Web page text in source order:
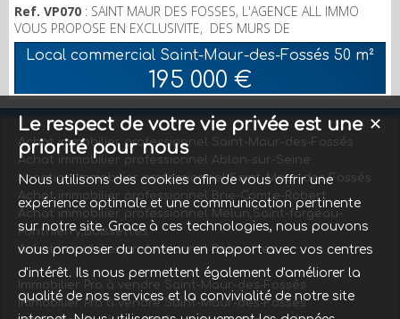
Ref. VP070 : SAINT MAUR DES FOSSES, L'AGENCE ALL IMMO
VOUS PROPOSE EN EXCLUSIVITE, DES MURS DE
BOUTIQUE/BUREAU DE 50 M2 LIBRES AVEC BELLES VITRINES
SUR AXE PASSANT. IDEAL PROFESSION LIBERALE. RER SAINT
MAUR CRETEIL A 15MN. Tél. 06 86 88 65 91
Local commercial Saint-Maur-des-Fossés 50 m²
195 000 €
Achat immobilier professionnel Saint-Maur-des-Fossés
Achat immobilier professionnel Ablon-sur-Seine
Location immobilier professionnel Saint-Maur-des-Fossés
Achat immobilier professionnel Brie-Comte-Robert
Achat immobilier professionnel Melun,Saint-fargeau-
Ponthierry,Boissettes
Achat immobilier professionnel Boissettes
Immobilier Pro à vendre Saint-Maur-des-Fossés
Immobilier Pro à vendre Saint-Maur-des-Fossés
✕
Le respect de votre vie privée est une
priorité pour nous
Nous utilisons des cookies afin de vous offrir une
expérience optimale et une communication pertinente
sur notre site. Grace à ces technologies, nous pouvons
vous proposer du contenu en rapport avec vos centres
d'intérêt. Ils nous permettent également d'améliorer la
qualité de nos services et la convivialité de notre site